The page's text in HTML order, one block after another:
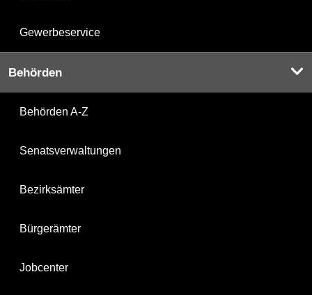
Gewerbeservice
Behörden
Behörden A-Z
Senatsverwaltungen
Bezirksämter
Bürgerämter
Jobcenter